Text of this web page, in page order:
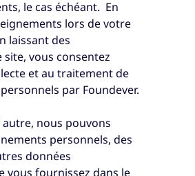
le cas échéant. En
lors de votre
laissant des
vous consentez
et au traitement de
par Foundever.
nous pouvons
personnels, des
données
vous fournissez dans le